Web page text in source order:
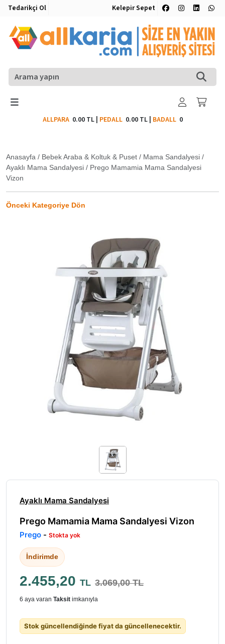
Tedarikçi Ol Kelepir Sepet
ALLPARA 0.00 TL| PEDALL 0.00 TL| BADALL0
Anasayfa / Bebek Araba & Koltuk & Puset / Mama Sandalyesi /
Ayaklı Mama Sandalyesi / Prego Mamamia Mama Sandalyesi
Vizon
Önceki Kategoriye Dön
Ayaklı Mama Sandalyesi
Prego Mamamia Mama Sandalyesi Vizon
Prego - Stokta yok
İndirimde
2.455,20 TL 3.069,00 TL
6 aya varan Taksit imkanıyla
Stok güncellendiğinde fiyat da güncellenecektir.